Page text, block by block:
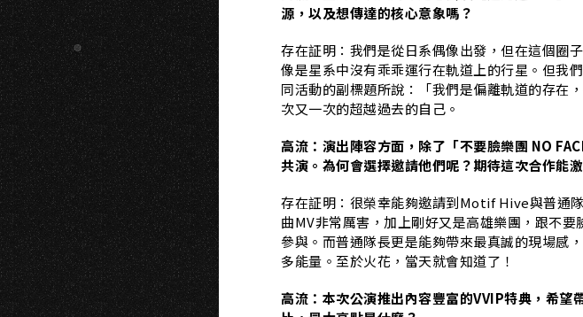
源，以及想傳達的核心意象嗎？
存在証明：我們是從日系偶像出發，但在這個圈
像是星系中沒有乖乖運行在軌道上的行星。但我
同活動的副標題所說：「我們是偏離軌道的存在
次又一次的超越過去的自己。
高流：演出陣容方面，除了「不要臉樂團 NO
共演。為何會選擇邀請他們呢？期待這次合作能
存在証明：很榮幸能夠邀請到Motif Hive與普通
曲MV非常厲害，加上剛好又是高雄樂團，跟不
參與。而普通隊長更是能夠帶來最真誠的現場感
多能量。至於火花，當天就會知道了！
高流：本次公演推出內容豐富的VVIP特典，希望